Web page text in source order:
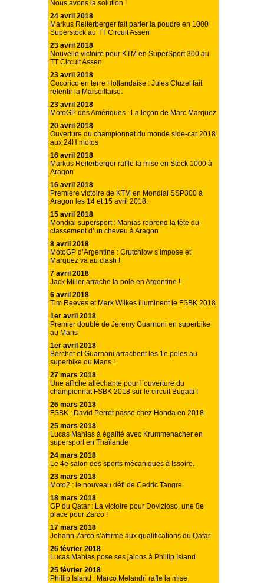
Nous avons la solution !
24 avril 2018
Markus Reiterberger fait parler la poudre en 1000
Superstock au TT Circuit Assen
23 avril 2018
Nouvelle victoire pour KTM en SuperSport 300 au
TT Circuit Assen
23 avril 2018
Cocorico en terre Hollandaise : Jules Cluzel fait
retentir la Marseillaise.
23 avril 2018
MotoGP des Amériques : La leçon de Marc Marquez
20 avril 2018
Ouverture du championnat du monde side-car 2018
aux 24H motos
16 avril 2018
Markus Reiterberger raffle la mise en Stock 1000 à
Aragon
16 avril 2018
Première victoire de KTM en Mondial SSP300 à
Aragon les 14 et 15 avril 2018.
15 avril 2018
Mondial supersport : Mahias reprend la tête du
classement d’un cheveu à Aragon
8 avril 2018
MotoGP d’Argentine : Crutchlow s’impose et
Marquez va au clash !
7 avril 2018
Jack Miller arrache la pole en Argentine !
6 avril 2018
Tim Reeves et Mark Wilkes illuminent le FSBK 2018
1er avril 2018
Premier doublé de Jeremy Guarnoni en superbike
au Mans
1er avril 2018
Berchet et Guarnoni arrachent les 1e poles au
superbike du Mans !
27 mars 2018
Une affiche alléchante pour l’ouverture du
championnat FSBK 2018 sur le circuit Bugatti !
26 mars 2018
FSBK : David Perret passe chez Honda en 2018
25 mars 2018
Lucas Mahias à égalité avec Krummenacher en
supersport en Thaïlande
24 mars 2018
Le 4e salon des sports mécaniques à Issoire.
23 mars 2018
Moto2 : le nouveau défi de Cedric Tangre
18 mars 2018
GP du Qatar : La victoire pour Dovizioso, une 8e
place pour Zarco !
17 mars 2018
Johann Zarco s’affirme aux qualifications du Qatar
26 février 2018
Lucas Mahias pose ses jalons à Phillip Island
25 février 2018
Phillip Island : Marco Melandri rafle la mise